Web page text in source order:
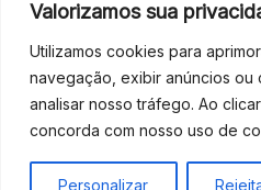
Valorizamos sua
Utilizamos cookies para
navegação, exibir anúncios
analisar nosso tráfego. Ao clicar
concorda com nosso uso de
Personalizar
© 2026 - ASSISTÊNCIA
EQUIPAMENTOS BRUKER -